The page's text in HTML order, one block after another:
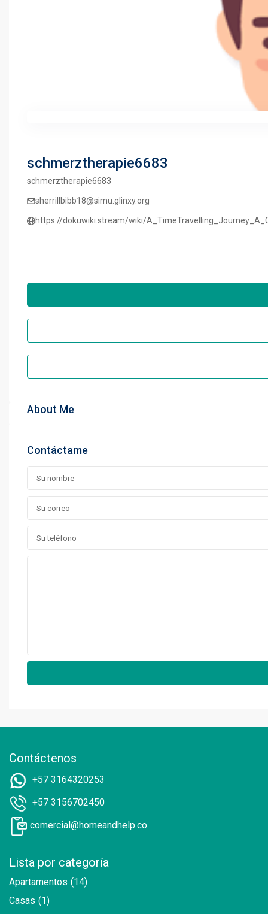
schmerztherapie6683
schmerztherapie6683
sherrillbibb18@simu.glinxy.org
https://dokuwiki.stream/wiki/
About Me
Contáctame
Contáctenos
+57 3164320253
+57 3156702450
comercial@homeandhelp.co
Lista por categoría
Apartamentos (14)
Casas (1)